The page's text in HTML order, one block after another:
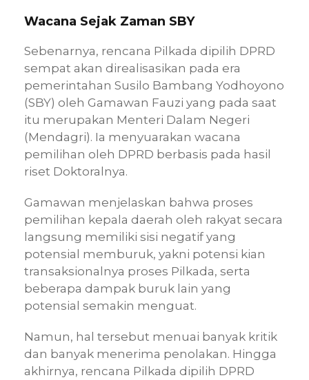
Wacana Sejak Zaman SBY
Sebenarnya, rencana Pilkada dipilih DPRD
sempat akan direalisasikan pada era
pemerintahan Susilo Bambang Yodhoyono
(SBY) oleh Gamawan Fauzi yang pada saat
itu merupakan Menteri Dalam Negeri
(Mendagri). Ia menyuarakan wacana
pemilihan oleh DPRD berbasis pada hasil
riset Doktoralnya.
Gamawan menjelaskan bahwa proses
pemilihan kepala daerah oleh rakyat secara
langsung memiliki sisi negatif yang
potensial memburuk, yakni potensi kian
transaksionalnya proses Pilkada, serta
beberapa dampak buruk lain yang
potensial semakin menguat.
Namun, hal tersebut menuai banyak kritik
dan banyak menerima penolakan. Hingga
akhirnya, rencana Pilkada dipilih DPRD